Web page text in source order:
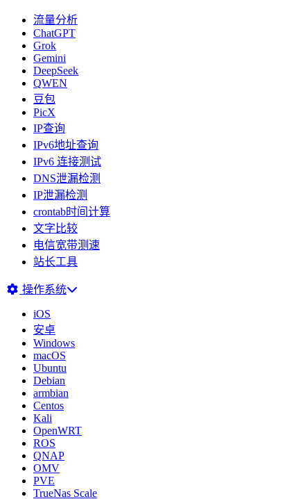
流量分析
ChatGPT
Grok
Gemini
DeepSeek
QWEN
豆包
PicX
IP查询
IPv6地址查询
IPv6 连接测试
DNS泄漏检测
IP泄漏检测
crontab时间计算
文字比较
电信宽带测速
站长工具
操作系统
iOS
安卓
Windows
macOS
Ubuntu
Debian
armbian
Centos
Kali
OpenWRT
ROS
QNAP
OMV
PVE
TrueNas Scale